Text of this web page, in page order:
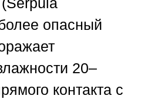
опасный
20–
контакта с